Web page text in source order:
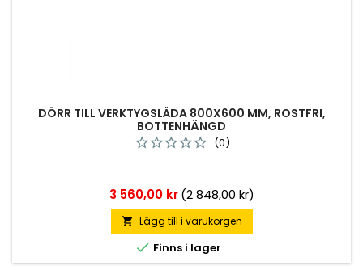
DÖRR TILL VERKTYGSLÅDA 800X600 MM, ROSTFRI,
BOTTENHÄNGD
(0)
Pris
3 560,00 kr (2 848,00 kr)
 Lägg till i varukorgen
 Finns i lager